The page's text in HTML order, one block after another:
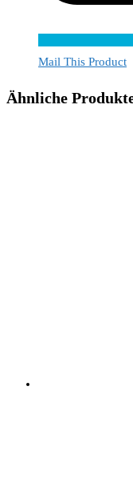
Mail This Product
Ähnliche